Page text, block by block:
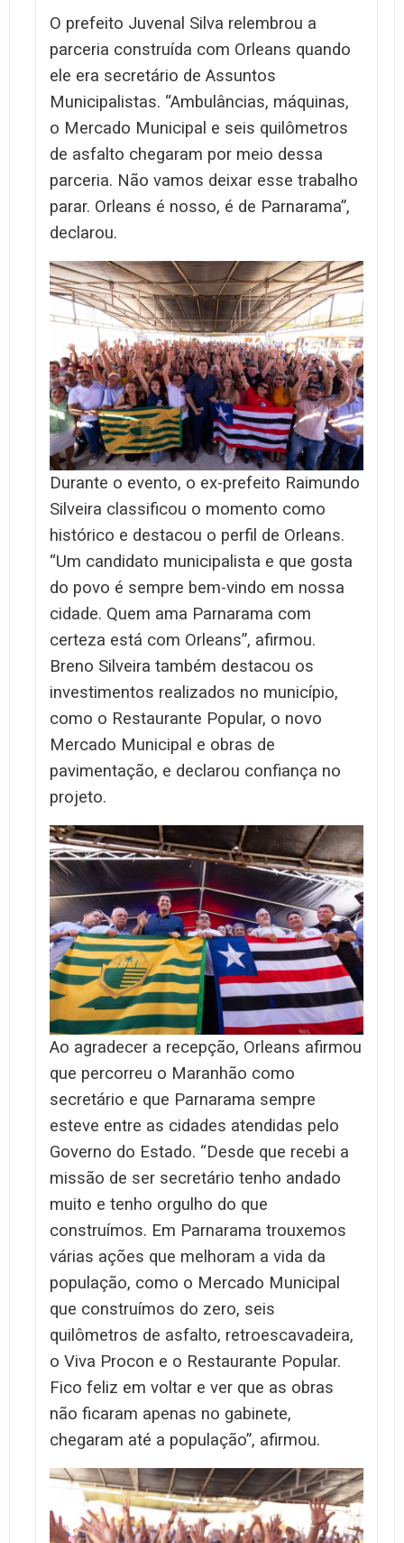
O prefeito Juvenal Silva relembrou a
parceria construída com Orleans quando
ele era secretário de Assuntos
Municipalistas. “Ambulâncias, máquinas,
o Mercado Municipal e seis quilômetros
de asfalto chegaram por meio dessa
parceria. Não vamos deixar esse trabalho
parar. Orleans é nosso, é de Parnarama”,
declarou.
Durante o evento, o ex-prefeito Raimundo
Silveira classificou o momento como
histórico e destacou o perfil de Orleans.
“Um candidato municipalista e que gosta
do povo é sempre bem-vindo em nossa
cidade. Quem ama Parnarama com
certeza está com Orleans”, afirmou.
Breno Silveira também destacou os
investimentos realizados no município,
como o Restaurante Popular, o novo
Mercado Municipal e obras de
pavimentação, e declarou confiança no
projeto.
Ao agradecer a recepção, Orleans afirmou
que percorreu o Maranhão como
secretário e que Parnarama sempre
esteve entre as cidades atendidas pelo
Governo do Estado. “Desde que recebi a
missão de ser secretário tenho andado
muito e tenho orgulho do que
construímos. Em Parnarama trouxemos
várias ações que melhoram a vida da
população, como o Mercado Municipal
que construímos do zero, seis
quilômetros de asfalto, retroescavadeira,
o Viva Procon e o Restaurante Popular.
Fico feliz em voltar e ver que as obras
não ficaram apenas no gabinete,
chegaram até a população”, afirmou.